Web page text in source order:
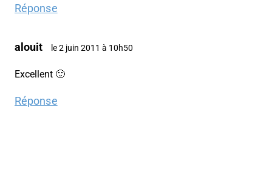
Réponse
alouit le 2 juin 2011 à 10h50
Excellent 🙂
Réponse